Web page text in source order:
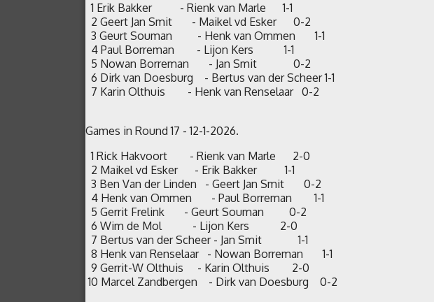
Sponsoren
Damlinks
1 Erik Bakker - Rienk van Marle 1-1
2 Geert Jan Smit - Maikel vd Esker 0-2
3 Geurt Souman - Henk van Ommen 1-1
4 Paul Borreman - Lijon Kers 1-1
5 Nowan Borreman - Jan Smit 0-2
6 Dirk van Doesburg - Bertus van der Scheer 1-1
7 Karin Olthuis - Henk van Renselaar 0-2
Games in Round 17 - 12-1-2026.
1 Rick Hakvoort - Rienk van Marle 2-0
2 Maikel vd Esker - Erik Bakker 1-1
3 Ben Van der Linden - Geert Jan Smit 0-2
4 Henk van Ommen - Paul Borreman 1-1
5 Gerrit Frelink - Geurt Souman 0-2
6 Wim de Mol - Lijon Kers 2-0
7 Bertus van der Scheer - Jan Smit 1-1
8 Henk van Renselaar - Nowan Borreman 1-1
9 Gerrit-W Olthuis - Karin Olthuis 2-0
10 Marcel Zandbergen - Dirk van Doesburg 0-2